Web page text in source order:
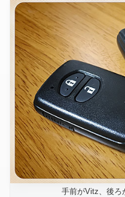
手前がVitz、後ろ